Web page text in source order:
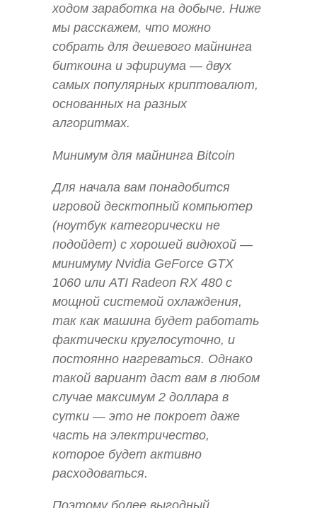
ходом заработка на добыче. Ниже
мы расскажем, что можно
собрать для дешевого майнинга
биткоина и эфириума — двух
самых популярных криптовалют,
основанных на разных
алгоритмах.
Минимум для майнинга Bitcoin
Для начала вам понадобится
игровой десктопный компьютер
(ноутбук категорически не
подойдет) с хорошей видюхой —
минимуму Nvidia GeForce GTX
1060 или ATI Radeon RX 480 с
мощной системой охлаждения,
так как машина будет работать
фактически круглосуточно, и
постоянно нагреваться. Однако
такой вариант даст вам в любом
случае максимум 2 доллара в
сутки — это не покроет даже
часть на электричество,
которое будет активно
расходоваться.